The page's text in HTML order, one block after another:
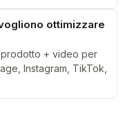
ottimizzare
prodotto + video per
Instagram, TikTok,